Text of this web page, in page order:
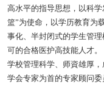
高水平的指导思想，以科
篮”为使命，以学历教育为
事化、半封闭式的学生管
可的合格医护高技能人才。
学校管理科学、师資雄厚
学会专家为首的专家顾问